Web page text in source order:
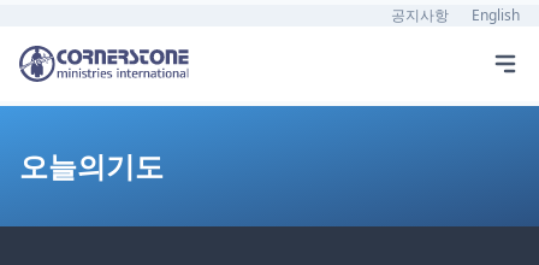
공지사항 English
오늘의기도